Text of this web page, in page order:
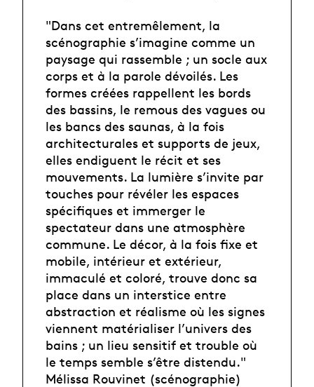
"Dans cet entremêlement, la
scénographie s’imagine comme un
paysage qui rassemble ; un socle aux
corps et à la parole dévoilés. Les
formes créées rappellent les bords
des bassins, le remous des vagues ou
les bancs des saunas, à la fois
architecturales et supports de jeux,
elles endiguent le récit et ses
mouvements. La lumière s’invite par
touches pour révéler les espaces
spécifiques et immerger le
spectateur dans une atmosphère
commune. Le décor, à la fois fixe et
mobile, intérieur et extérieur,
immaculé et coloré, trouve donc sa
place dans un interstice entre
abstraction et réalisme où les signes
viennent matérialiser l’univers des
bains ; un lieu sensitif et trouble où
le temps semble s’être distendu."
Mélissa Rouvinet (scénographie)